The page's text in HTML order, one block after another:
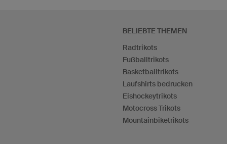
BELIEBTE THEMEN
Radtrikots
Fußballtrikots
Basketballtrikots
Laufshirts bedrucken
Eishockeytrikots
Motocross Trikots
Mountainbiketrikots